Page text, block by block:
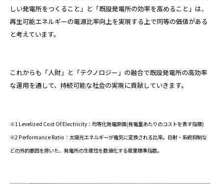
しい発電所をつくること」と「既設発電所の効率を高めること」は、
再生可能エネルギーの電源比率向上を実現する上で同等の価値がある
と考えています。
これからも「人財」と「テクノロジー」の融合で既設発電所の高効率
な運用を通して、持続可能な社会の実現に貢献していきます。
※1 Levelized Cost Of Electricity：均等化発電原価(発電量あたりのコストを表す指標)
※2 Performance Ratio：太陽光エネルギーが電気に変換される比率。日射・系統抑制な
どの外的要因を除いた、発電所の生産性を数値化する産業標準指数。